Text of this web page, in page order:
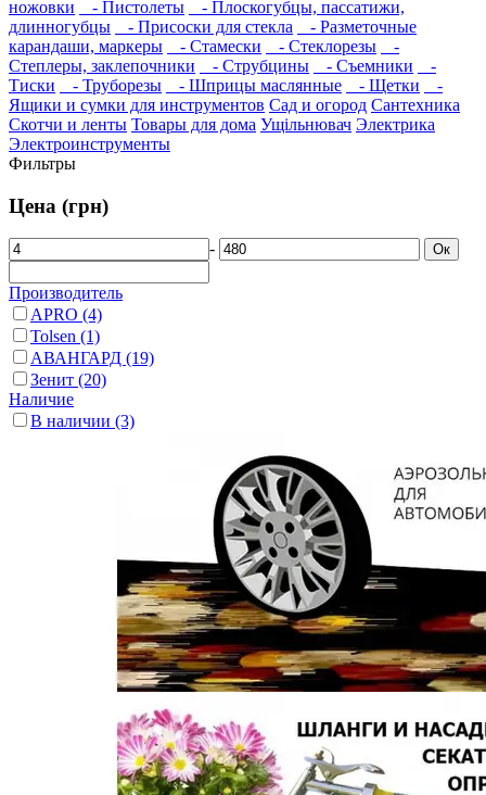
ножовки
- Пистолеты
- Плоскогубцы, пассатижи,
длинногубцы
- Присоски для стекла
- Разметочные
карандаши, маркеры
- Стамески - Стеклорезы
-
Степлеры, заклепочники
- Струбцины - Съемники
-
Тиски
- Труборезы - Шприцы маслянные - Щетки
-
Ящики и сумки для инструментов Сад и огород Сантехника
Скотчи и ленты Товары для дома Ущільнювач Электрика
Электроинструменты
Фильтры
Цена (грн)
- Ок
Производитель
APRO (4)
Tolsen (1)
АВАНГАРД (19)
Зенит (20)
Наличие
В наличии (3)